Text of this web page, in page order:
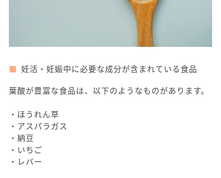
妊活・妊娠中に必要な成分が含まれている食品
葉酸が豊富な食品は、以下のようなものがあります。
・ほうれん草
・アスパラガス
・納豆
・いちご
・レバー